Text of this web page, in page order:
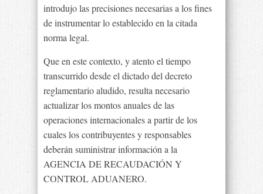
introdujo las precisiones necesarias a los fines
de instrumentar lo establecido en la citada
norma legal.
Que en este contexto, y atento el tiempo
transcurrido desde el dictado del decreto
reglamentario aludido, resulta necesario
actualizar los montos anuales de las
operaciones internacionales a partir de los
cuales los contribuyentes y responsables
deberán suministrar información a la
AGENCIA DE RECAUDACIÓN Y
CONTROL ADUANERO.